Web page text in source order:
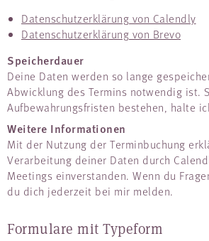
Datenschutzerklärung von Calendly
Datenschutzerklärung von Brevo
Speicherdauer
Deine Daten werden so lange
Abwicklung des Termins notwendig ist.
Aufbewahrungsfristen bestehen, halte
Weitere Informationen
Mit der Nutzung der Terminbuchung
Verarbeitung deiner Daten durch
Meetings einverstanden. Wenn du
du dich jederzeit bei mir melden.
Formulare mit Typeform